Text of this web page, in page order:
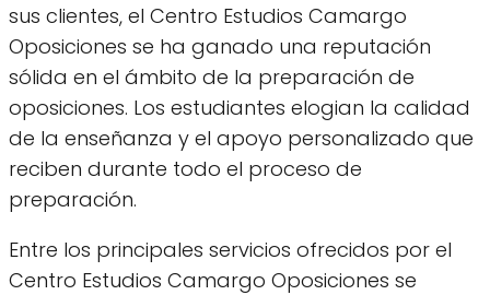
sus clientes, el Centro Estudios Camargo
Oposiciones se ha ganado una reputación
sólida en el ámbito de la preparación de
oposiciones. Los estudiantes elogian la calidad
de la enseñanza y el apoyo personalizado que
reciben durante todo el proceso de
preparación.
Entre los principales servicios ofrecidos por el
Centro Estudios Camargo Oposiciones se